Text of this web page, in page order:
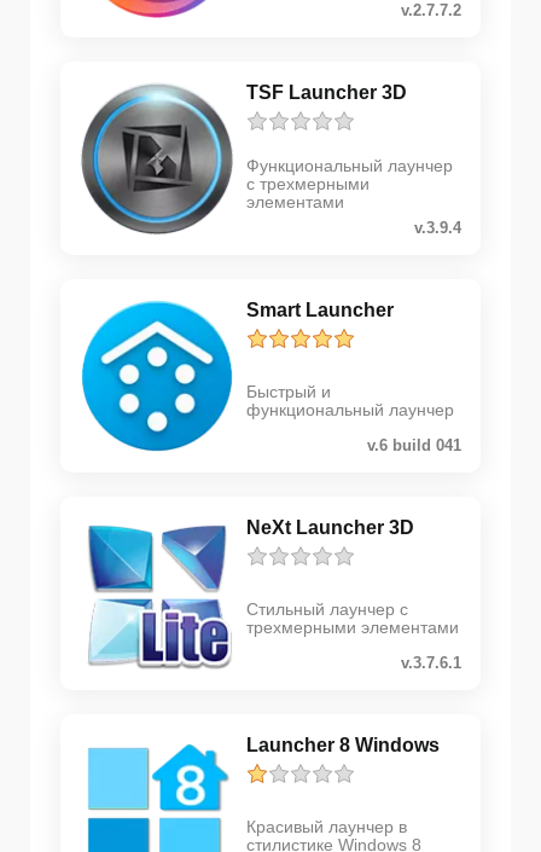
v.2.7.7.2
TSF Launcher 3D
Функциональный лаунчер
с трехмерными
элементами
v.3.9.4
Smart Launcher
Быстрый и
функциональный лаунчер
v.6 build 041
NeXt Launcher 3D
Стильный лаунчер с
трехмерными элементами
v.3.7.6.1
Launcher 8 Windows
Красивый лаунчер в
стилистике Windows 8